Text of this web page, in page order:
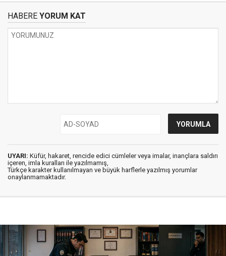
HABERE YORUM KAT
UYARI: Küfür, hakaret, rencide edici cümleler veya imalar, inançlara saldırı
içeren, imla kuralları ile yazılmamış,
Türkçe karakter kullanılmayan ve büyük harflerle yazılmış yorumlar
onaylanmamaktadır.